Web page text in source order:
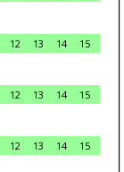
12 13 14
15
12 13 14
15
12 13 14
15